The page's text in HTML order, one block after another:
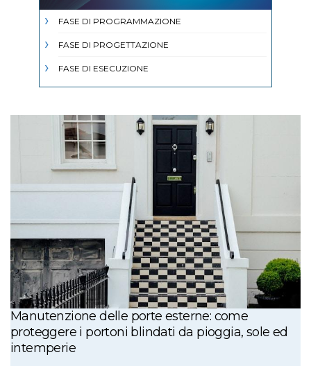
FASE DI PROGRAMMAZIONE
FASE DI PROGETTAZIONE
FASE DI ESECUZIONE
Manutenzione delle porte esterne: come
proteggere i portoni blindati da pioggia, sole ed
intemperie